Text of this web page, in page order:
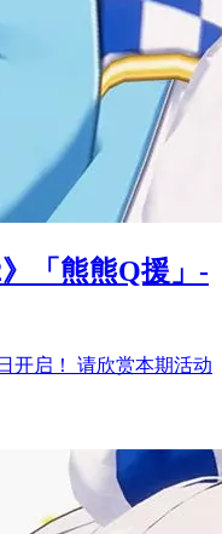
「熊熊Q援」-
开启！ 请欣赏本期活动